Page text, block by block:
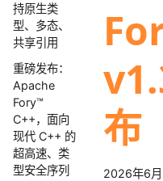
持原生类
型、多态、
共享引用
重磅发布：
Apache
Fory™
C++，面向
现代 C++ 的
超高速、类
型安全序列
布
2026年6